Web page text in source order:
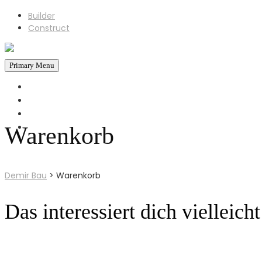
Builder
Construct
Primary Menu
Warenkorb
Demir Bau > Warenkorb
Das interessiert dich